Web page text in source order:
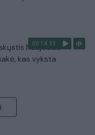
00:14:33
Naujosios
kas vyksta